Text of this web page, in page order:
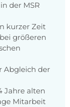
der MSR
kurzer Zeit
größeren
Abgleich der
Jahre alten
Mitarbeit